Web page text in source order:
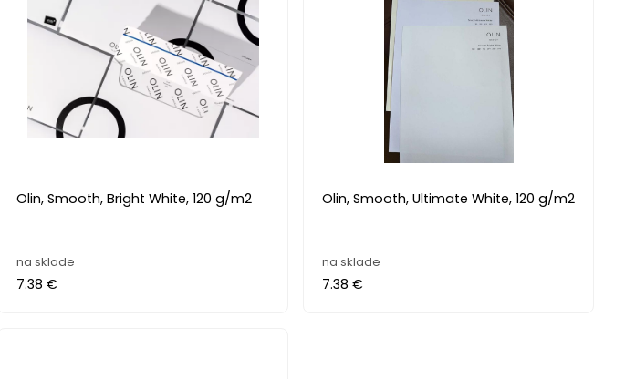
Olin, Smooth, Bright White, 120 g/m2
na sklade
7.38 €
Olin, Smooth, Ultimate White, 120 g/m2
na sklade
7.38 €